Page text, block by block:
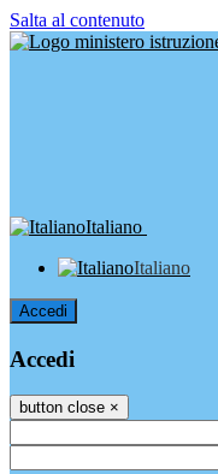
Salta al contenuto
Italiano
Italiano
Accedi
Accedi
button close ×